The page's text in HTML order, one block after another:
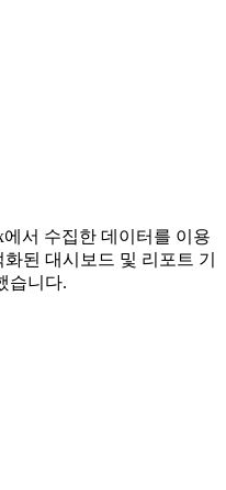
서 수집한 데이터를 이용
된 대시보드 및 리포트 기
습니다.